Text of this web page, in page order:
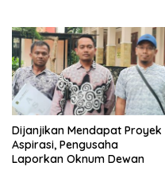
Dijanjikan Mendapat Proyek
Aspirasi, Pengusaha
Laporkan Oknum Dewan